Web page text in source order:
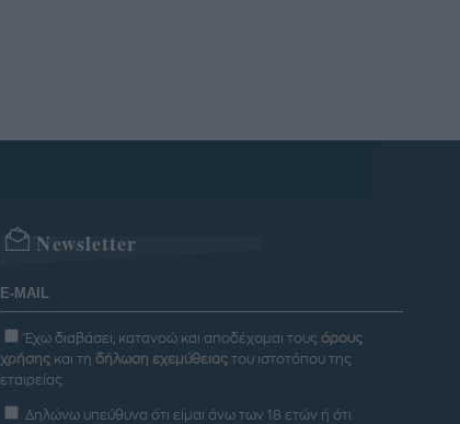
Newsletter
Έχω διαβάσει, κατανοώ και αποδέχομαι τους όρους
χρήσης και τη δήλωση εχεμύθειας του ιστοτόπου της
εταιρείας
Δηλώνω υπεύθυνα ότι είμαι άνω των 18 ετών ή ότι